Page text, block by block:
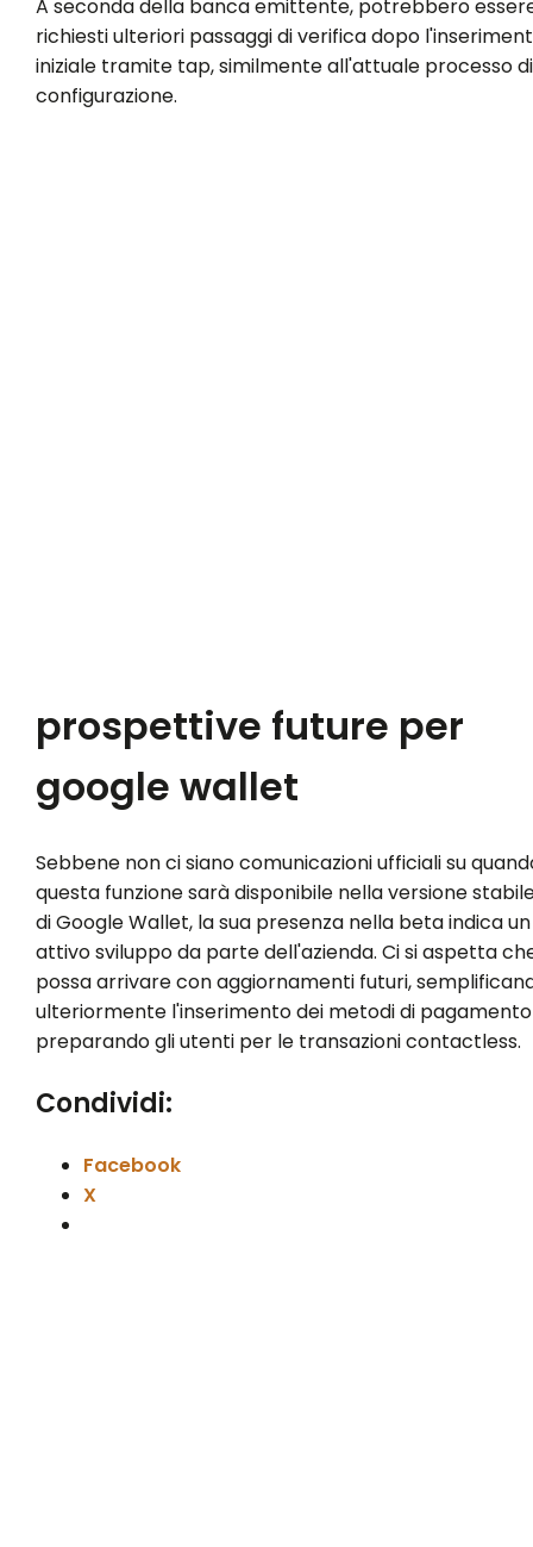
A seconda della banca emittente, potrebbero
richiesti ulteriori passaggi di verifica dopo
iniziale tramite tap, similmente all'attuale processo di
configurazione.
prospettive future per
google wallet
Sebbene non ci siano comunicazioni ufficiali su
questa funzione sarà disponibile nella versione
di Google Wallet, la sua presenza nella beta indica un
attivo sviluppo da parte dell'azienda. Ci si aspetta
possa arrivare con aggiornamenti futuri,
ulteriormente l'inserimento dei metodi di
preparando gli utenti per le transazioni contactless.
Condividi:
Facebook
X